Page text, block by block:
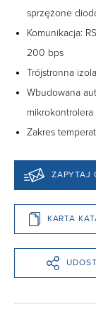
sprzężone
Komunikacja:
200 bps
Trójstronna
Wbudowana
mikrokontrolera
Zakres
ZAPYTAJ
KARTA